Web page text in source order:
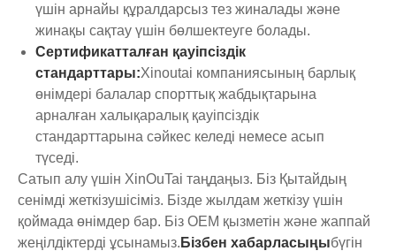
үшін арнайы құралдарсыз тез жиналады және
жинақы сақтау үшін бөлшектеуге болады.
Сертификатталған қауіпсіздік
стандарттары:Xinoutai компаниясының барлық
өнімдері балалар спорттық жабдықтарына
арналған халықаралық қауіпсіздік
стандарттарына сәйкес келеді немесе асып
түседі.
Сатып алу үшін XinOuTai таңдаңыз. Біз Қытайдың
сенімді жеткізушісіміз. Бізде жылдам жеткізу үшін
қоймада өнімдер бар. Біз OEM қызметін және жаппай
жеңілдіктерді ұсынамыз. Бізбен хабарласыңыбүгін